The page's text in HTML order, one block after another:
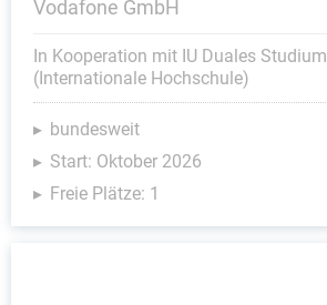
Vodafone GmbH
In Kooperation mit IU Duales Studium
(Internationale Hochschule)
bundesweit
Start: Oktober 2026
Freie Plätze: 1